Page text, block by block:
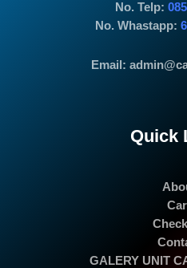
No. Telp:
No. Whastapp:
Email:
Quick
GALERY UNIT